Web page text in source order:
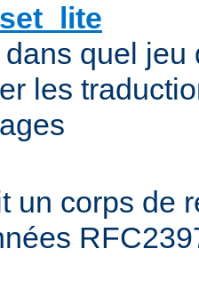
quel jeu
les
un corps de